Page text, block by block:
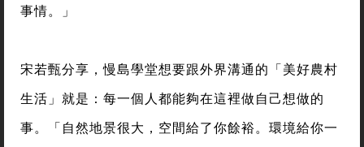
事情。」
宋若甄分享，慢島學堂想要跟外界溝通的「美好農村
生活」就是：每一個人都能夠在這裡做自己想做的
事。「自然地景很大，空間給了你餘裕。環境給你一